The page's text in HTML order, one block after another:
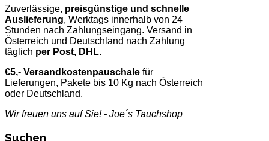
Zuverlässige, preisgünstige und schnelle
Auslieferung, Werktags innerhalb von 24
Stunden nach Zahlungseingang. Versand in
Österreich und Deutschland nach Zahlung
täglich per Post, DHL.
€5,- Versandkostenpauschale für
Lieferungen, Pakete bis 10 Kg nach Österreich
oder Deutschland.
Wir freuen uns auf Sie! - Joe´s Tauchshop
Suchen